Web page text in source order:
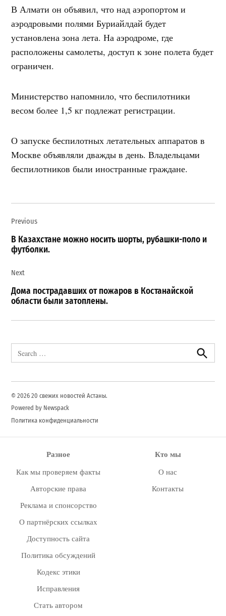
В Алмати он объявил, что над аэропортом и
аэродровыми полями Буриайлдай будет
установлена зона лета. На аэродроме, где
расположены самолеты, доступ к зоне полета будет
ограничен.
Министерство напомнило, что беспилотники
весом более 1,5 кг подлежат регистрации.
О запуске беспилотных летательных аппаратов в
Москве объявляли дважды в день. Владельцами
беспилотников были иностранные граждане.
по
записям
Previous
В Казахстане можно носить шорты, рубашки-поло и
футболки.
Next
Дома пострадавших от пожаров в Костанайской
области были затоплены.
for:
Search
© 2026 20 свежих новостей Астаны.
Powered by Newspack
Политика конфиденциальности
Разное
Как мы проверяем факты
Авторские права
Реклама и спонсорство
О партнёрских ссылках
Доступность сайта
Политика обсуждений
Кодекс этики
Исправления
Стать автором
Кто мы
О нас
Контакты